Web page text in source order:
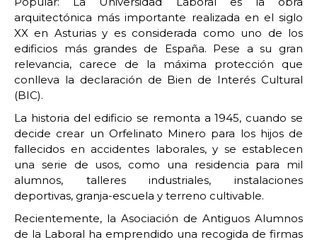
arquitectónica más importante realizada en el siglo
XX en Asturias y es considerada como uno de los
edificios más grandes de España. Pese a su gran
relevancia, carece de la máxima protección que
conlleva la declaración de Bien de Interés Cultural
(BIC).
La historia del edificio se remonta a 1945, cuando se
decide crear un Orfelinato Minero para los hijos de
fallecidos en accidentes laborales, y se establecen
una serie de usos, como una residencia para mil
alumnos, talleres industriales, instalaciones
deportivas, granja-escuela y terreno cultivable.
Recientemente, la Asociación de Antiguos Alumnos
de la Laboral ha emprendido una recogida de firmas